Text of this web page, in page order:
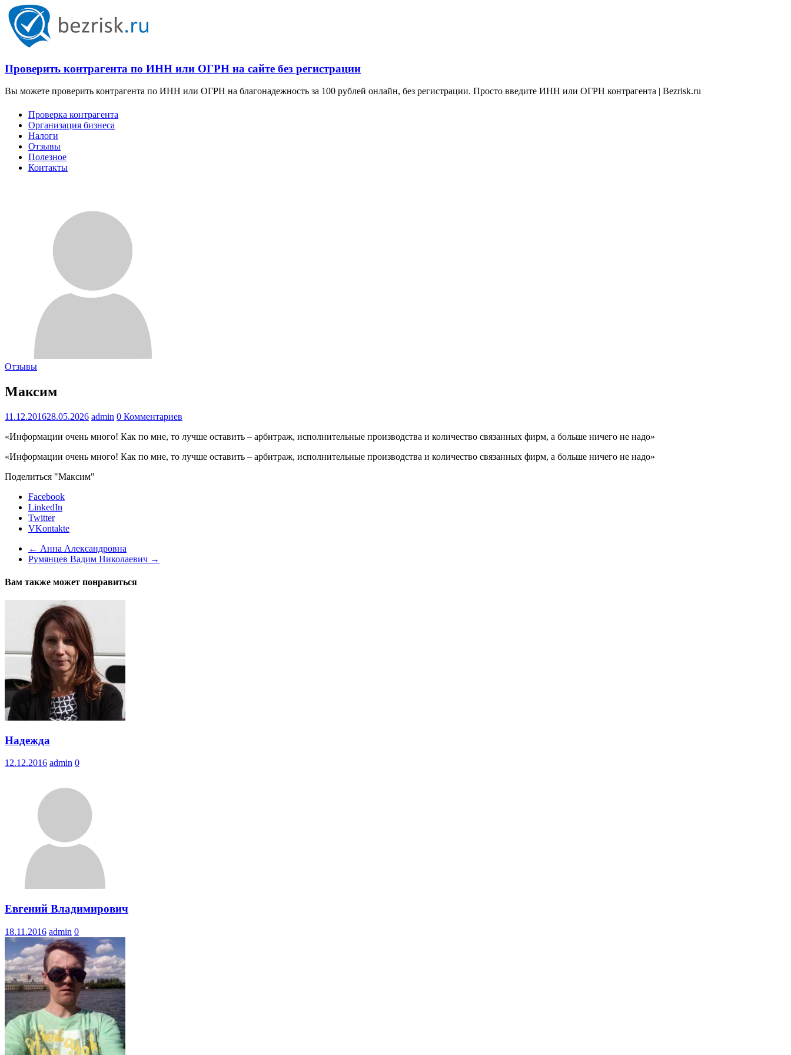
Проверить контрагента по ИНН или ОГРН на сайте без регистрации
Вы можете проверить контрагента по ИНН или ОГРН на благонадежность за 100 рублей онлайн, без регистрации. Просто введите ИНН или ОГРН контрагента | Bezrisk.ru
Проверка контрагента
Организация бизнеса
Налоги
Отзывы
Полезное
Контакты
Отзывы
Максим
11.12.201628.05.2026 admin 0 Комментариев
«Информации очень много! Как по мне, то лучше оставить – арбитраж, исполнительные производства и количество связанных фирм, а больше ничего не надо»
«Информации очень много! Как по мне, то лучше оставить – арбитраж, исполнительные производства и количество связанных фирм, а больше ничего не надо»
Поделиться "Максим"
Facebook
LinkedIn
Twitter
VKontakte
← Анна Александровна
Румянцев Вадим Николаевич →
Вам также может понравиться
Надежда
12.12.2016 admin 0
Евгений Владимирович
18.11.2016 admin 0